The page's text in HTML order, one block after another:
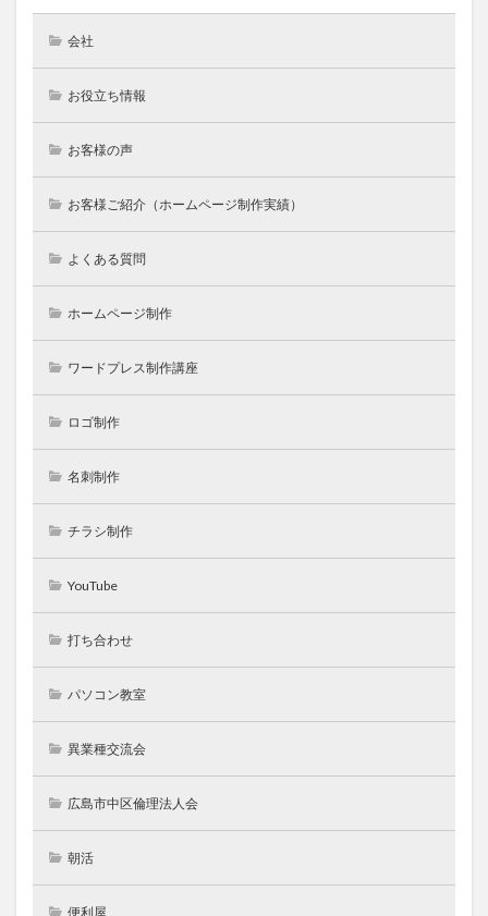
会社
お役立ち情報
お客様の声
お客様ご紹介（ホームページ制作実績）
よくある質問
ホームページ制作
ワードプレス制作講座
ロゴ制作
名刺制作
チラシ制作
YouTube
打ち合わせ
パソコン教室
異業種交流会
広島市中区倫理法人会
朝活
便利屋